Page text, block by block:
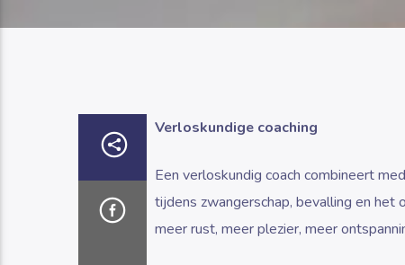
Verloskundige coaching
Een verloskundig coach combineert
tijdens zwangerschap, bevalling en het
meer rust, meer plezier, meer